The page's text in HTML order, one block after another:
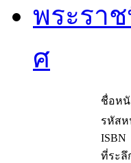
พระรา
ศ
ชื่อหนั
รหัสห
ISBN
ที่ระลึ